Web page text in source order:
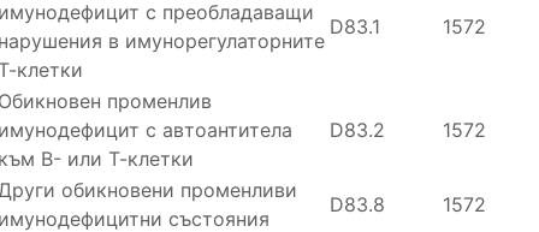
с преобладаващи
в имунорегулаторните
клетки
D83.1 1572
променлив
с автоантитела
В- или Т-клетки
D83.2 1572
обикновени променливи
състояния
D83.8
1572